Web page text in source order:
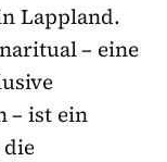
Lappland.
– eine
– ist ein
die